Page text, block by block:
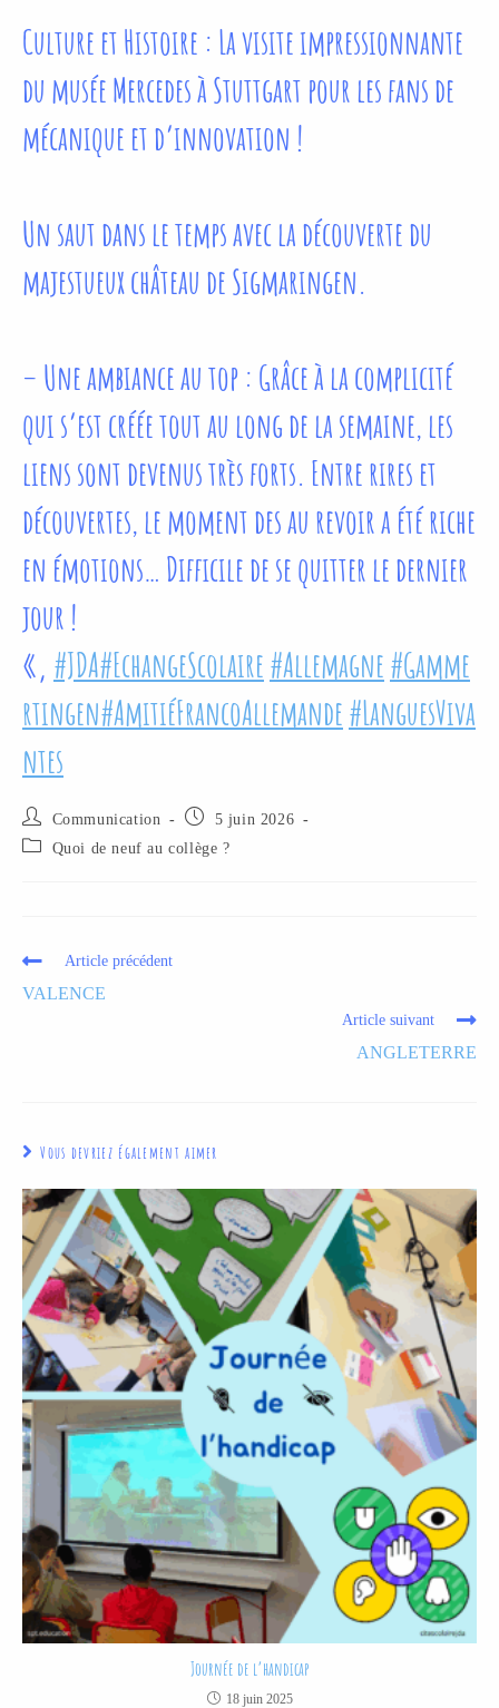
Culture et Histoire : La visite impressionnante
du musée Mercedes à Stuttgart pour les fans de
mécanique et d’innovation !
Un saut dans le temps avec la découverte du
majestueux château de Sigmaringen.
– Une ambiance au top : Grâce à la complicité
qui s’est créée tout au long de la semaine, les
liens sont devenus très forts. Entre rires et
découvertes, le moment des au revoir a été riche
en émotions… Difficile de se quitter le dernier
jour !
«‚ #JDA#EchangeScolaire#Allemagne#Gamme
rtingen#AmitiéFrancoAllemande#LanguesViva
ntes
Communication
5 juin 2026
Quoi de neuf au collège ?
Article précédent
VALENCE
Article suivant
ANGLETERRE
Vous devriez également aimer
Journée de l’handicap
18 juin 2025